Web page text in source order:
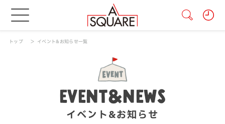
トップ イベント&お知らせ一覧
EVENT&NEWS
イベント&お知らせ